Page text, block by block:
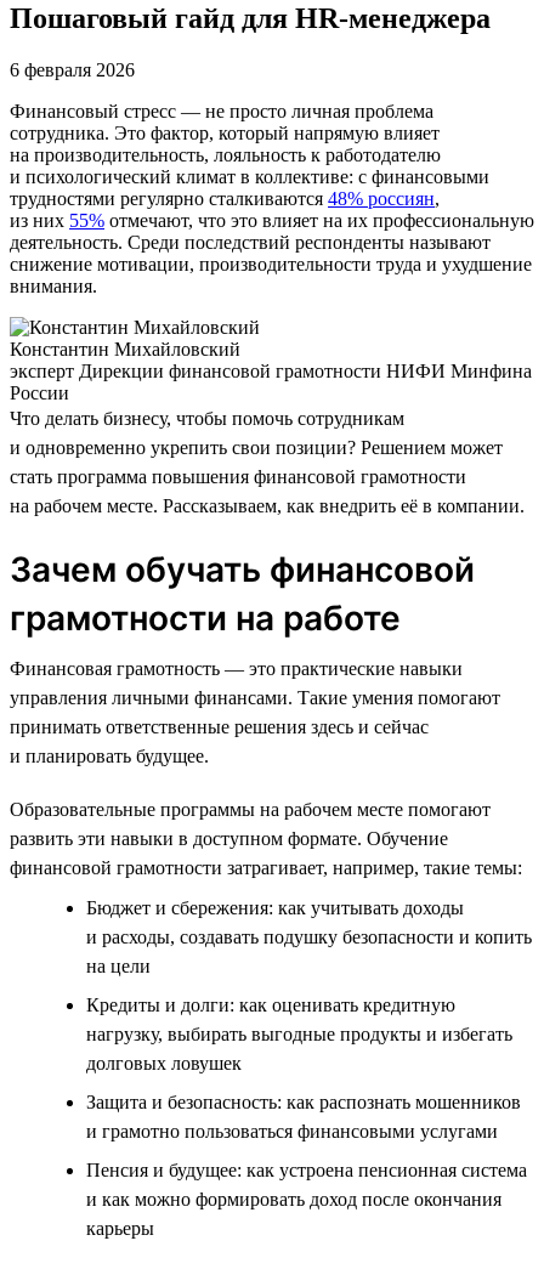
Пошаговый гайд для HR-менеджера
6 февраля 2026
Финансовый стресс — не просто личная проблема
сотрудника. Это фактор, который напрямую влияет
на производительность, лояльность к работодателю
и психологический климат в коллективе: с финансовыми
трудностями регулярно сталкиваются 48% россиян,
из них 55% отмечают, что это влияет на их профессиональную
деятельность. Среди последствий респонденты называют
снижение мотивации, производительности труда и ухудшение
внимания.
Константин Михайловский
эксперт Дирекции финансовой грамотности НИФИ Минфина
России
Что делать бизнесу, чтобы помочь сотрудникам
и одновременно укрепить свои позиции? Решением может
стать программа повышения финансовой грамотности
на рабочем месте. Рассказываем, как внедрить её в компании.
Зачем обучать финансовой
грамотности на работе
Финансовая грамотность — это практические навыки
управления личными финансами. Такие умения помогают
принимать ответственные решения здесь и сейчас
и планировать будущее.
Образовательные программы на рабочем месте помогают
развить эти навыки в доступном формате. Обучение
финансовой грамотности затрагивает, например, такие темы:
Бюджет и сбережения: как учитывать доходы
и расходы, создавать подушку безопасности и копить
на цели
Кредиты и долги: как оценивать кредитную
нагрузку, выбирать выгодные продукты и избегать
долговых ловушек
Защита и безопасность: как распознать мошенников
и грамотно пользоваться финансовыми услугами
Пенсия и будущее: как устроена пенсионная система
и как можно формировать доход после окончания
карьеры